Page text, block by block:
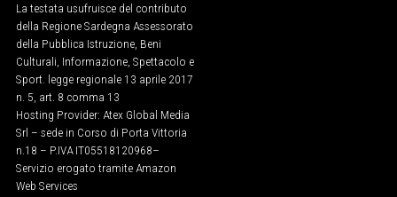
La testata usufruisce del contributo
della Regione Sardegna Assessorato
della Pubblica Istruzione, Beni
Culturali, Informazione, Spettacolo e
Sport. legge regionale 13 aprile 2017
n. 5, art. 8 comma 13
Hosting Provider: Atex Global Media
Srl – sede in Corso di Porta Vittoria
n.18 – P.IVA IT05518120968​–
Servizio erogato tramite Amazon
Web Services